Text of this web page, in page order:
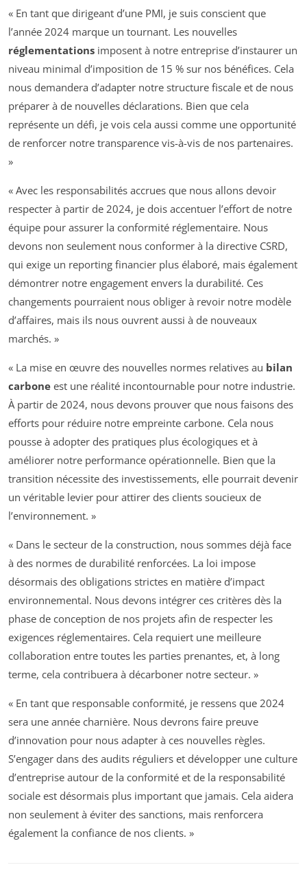
« En tant que dirigeant d’une PMI, je suis conscient que
l’année 2024 marque un tournant. Les nouvelles
réglementations imposent à notre entreprise d’instaurer un
niveau minimal d’imposition de 15 % sur nos bénéfices. Cela
nous demandera d’adapter notre structure fiscale et de nous
préparer à de nouvelles déclarations. Bien que cela
représente un défi, je vois cela aussi comme une opportunité
de renforcer notre transparence vis-à-vis de nos partenaires.
»
« Avec les responsabilités accrues que nous allons devoir
respecter à partir de 2024, je dois accentuer l’effort de notre
équipe pour assurer la conformité réglementaire. Nous
devons non seulement nous conformer à la directive CSRD,
qui exige un reporting financier plus élaboré, mais également
démontrer notre engagement envers la durabilité. Ces
changements pourraient nous obliger à revoir notre modèle
d’affaires, mais ils nous ouvrent aussi à de nouveaux
marchés. »
« La mise en œuvre des nouvelles normes relatives au bilan
carbone est une réalité incontournable pour notre industrie.
À partir de 2024, nous devons prouver que nous faisons des
efforts pour réduire notre empreinte carbone. Cela nous
pousse à adopter des pratiques plus écologiques et à
améliorer notre performance opérationnelle. Bien que la
transition nécessite des investissements, elle pourrait devenir
un véritable levier pour attirer des clients soucieux de
l’environnement. »
« Dans le secteur de la construction, nous sommes déjà face
à des normes de durabilité renforcées. La loi impose
désormais des obligations strictes en matière d’impact
environnemental. Nous devons intégrer ces critères dès la
phase de conception de nos projets afin de respecter les
exigences réglementaires. Cela requiert une meilleure
collaboration entre toutes les parties prenantes, et, à long
terme, cela contribuera à décarboner notre secteur. »
« En tant que responsable conformité, je ressens que 2024
sera une année charnière. Nous devrons faire preuve
d’innovation pour nous adapter à ces nouvelles règles.
S’engager dans des audits réguliers et développer une culture
d’entreprise autour de la conformité et de la responsabilité
sociale est désormais plus important que jamais. Cela aidera
non seulement à éviter des sanctions, mais renforcera
également la confiance de nos clients. »